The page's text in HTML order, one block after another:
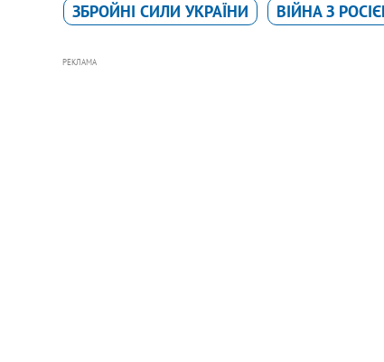
ЗБРОЙНІ СИЛИ УКРАЇНИ ВІЙНА З
РЕКЛАМА